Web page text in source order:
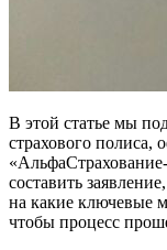
В этой статье мы
страхового полиса,
составить
на какие ключевые
чтобы процесс